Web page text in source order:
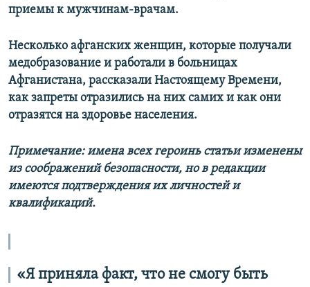
приемы к мужчинам-врачам.
Несколько афганских женщин, которые получали
медобразование и работали в больницах
Афганистана, рассказали Настоящему Времени,
как запреты отразились на них самих и как они
отразятся на здоровье населения.
Примечание: имена всех героинь статьи изменены
из соображений безопасности, но в редакции
имеются подтверждения их личностей и
квалификаций.
«Я приняла факт, что не смогу быть